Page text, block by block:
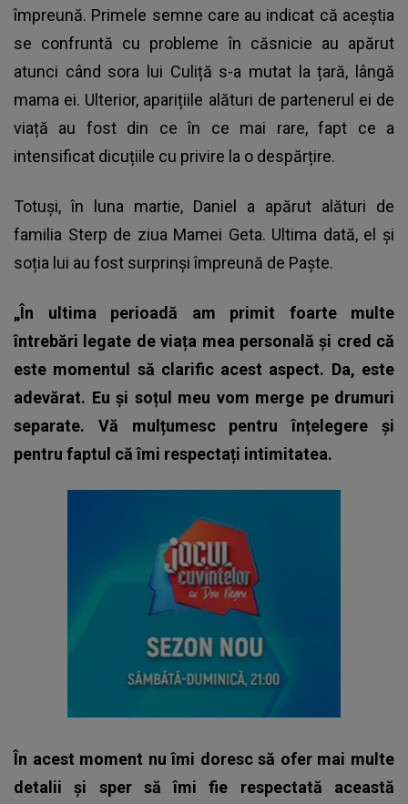
împreună. Primele semne care au indicat că aceștia
se confruntă cu probleme în căsnicie au apărut
atunci când sora lui Culiță s-a mutat la țară, lângă
mama ei. Ulterior, aparițiile alături de partenerul ei de
viață au fost din ce în ce mai rare, fapt ce a
intensificat dicuțiile cu privire la o despărțire.
Totuși, în luna martie, Daniel a apărut alături de
familia Sterp de ziua Mamei Geta. Ultima dată, el și
soția lui au fost surprinși împreună de Paște.
„În ultima perioadă am primit foarte multe
întrebări legate de viața mea personală și cred că
este momentul să clarific acest aspect. Da, este
adevărat. Eu și soțul meu vom merge pe drumuri
separate. Vă mulțumesc pentru înțelegere și
pentru faptul că îmi respectați intimitatea.
În acest moment nu îmi doresc să ofer mai multe
detalii și sper să îmi fie respectată această